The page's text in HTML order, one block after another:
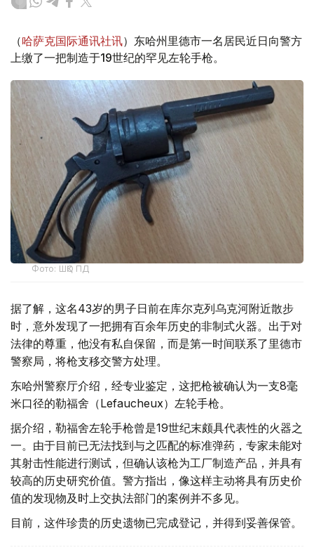
（哈萨克国际通讯社讯）东哈州里德市一名居民近日向警方
上缴了一把制造于19世纪的罕见左轮手枪。
Фото: ШҚО ПД
据了解，这名43岁的男子日前在库尔克列乌克河附近散步
时，意外发现了一把拥有百余年历史的非制式火器。出于对
法律的尊重，他没有私自保留，而是第一时间联系了里德市
警察局，将枪支移交警方处理。
东哈州警察厅介绍，经专业鉴定，这把枪被确认为一支8毫
米口径的勒福舍（Lefaucheux）左轮手枪。
据介绍，勒福舍左轮手枪曾是19世纪末颇具代表性的火器之
一。由于目前已无法找到与之匹配的标准弹药，专家未能对
其射击性能进行测试，但确认该枪为工厂制造产品，并具有
较高的历史研究价值。警方指出，像这样主动将具有历史价
值的发现物及时上交执法部门的案例并不多见。
目前，这件珍贵的历史遗物已完成登记，并得到妥善保管。